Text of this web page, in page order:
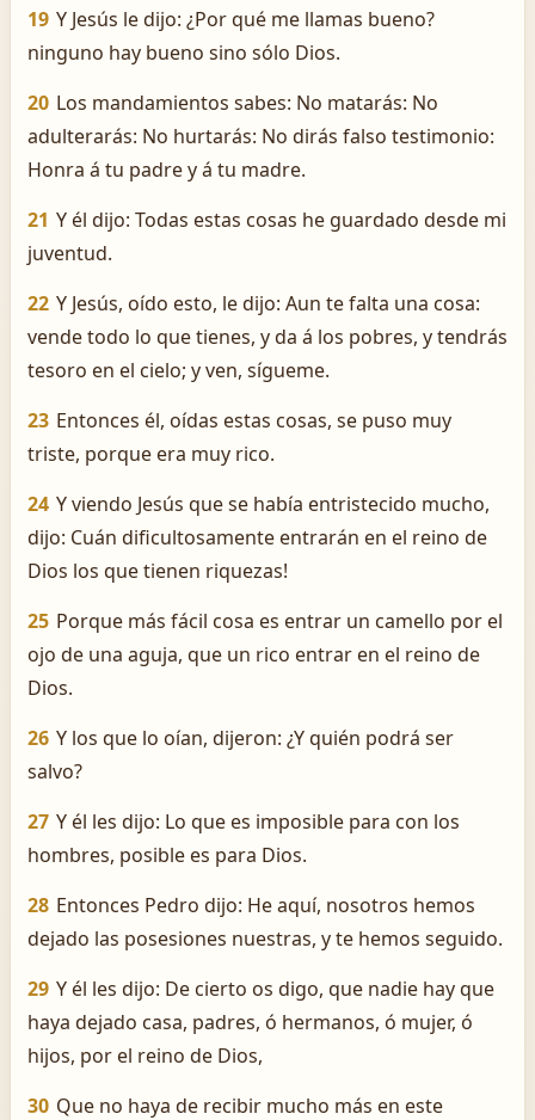
19 Y Jesús le dijo: ¿Por qué me llamas bueno?
ninguno hay bueno sino sólo Dios.
20 Los mandamientos sabes: No matarás: No
adulterarás: No hurtarás: No dirás falso testimonio:
Honra á tu padre y á tu madre.
21 Y él dijo: Todas estas cosas he guardado desde mi
juventud.
22 Y Jesús, oído esto, le dijo: Aun te falta una cosa:
vende todo lo que tienes, y da á los pobres, y tendrás
tesoro en el cielo; y ven, sígueme.
23 Entonces él, oídas estas cosas, se puso muy
triste, porque era muy rico.
24 Y viendo Jesús que se había entristecido mucho,
dijo: ­Cuán dificultosamente entrarán en el reino de
Dios los que tienen riquezas!
25 Porque más fácil cosa es entrar un camello por el
ojo de una aguja, que un rico entrar en el reino de
Dios.
26 Y los que lo oían, dijeron: ¿Y quién podrá ser
salvo?
27 Y él les dijo: Lo que es imposible para con los
hombres, posible es para Dios.
28 Entonces Pedro dijo: He aquí, nosotros hemos
dejado las posesiones nuestras, y te hemos seguido.
29 Y él les dijo: De cierto os digo, que nadie hay que
haya dejado casa, padres, ó hermanos, ó mujer, ó
hijos, por el reino de Dios,
30 Que no haya de recibir mucho más en este